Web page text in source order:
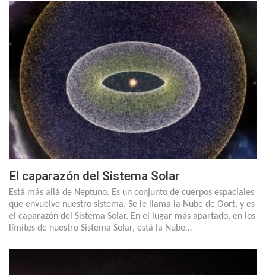
El caparazón del Sistema Solar
Está más allá de Neptuno. Es un conjunto de cuerpos espaciales
que envuelve nuestro sistema. Se le llama la Nube de Oort, y es
el caparazón del Sistema Solar. En el lugar más apartado, en los
límites de nuestro Sistema Solar, está la Nube…